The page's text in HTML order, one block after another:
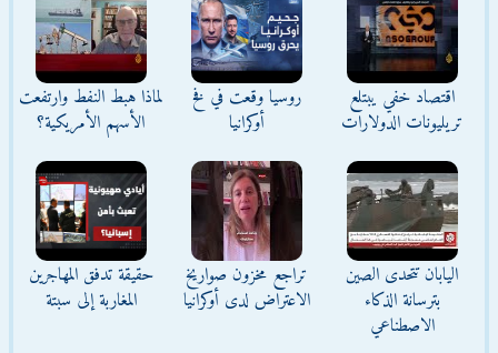
اقتصاد خفي يبتلع
تريليونات الدولارات
روسيا وقعت في فخ
أوكرانيا
لماذا هبط النفط وارتفعت
الأسهم الأمريكية؟
اليابان تتحدى الصين
بترسانة الذكاء
الاصطناعي
تراجع مخزون صواريخ
الاعتراض لدى أوكرانيا
حقيقة تدفق المهاجرين
المغاربة إلى سبتة